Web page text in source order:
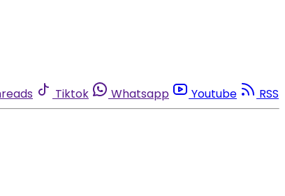
Tiktok Whatsapp Youtube RSS